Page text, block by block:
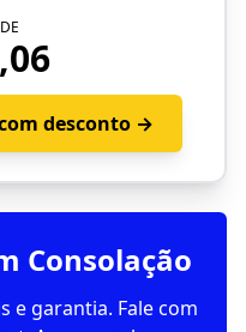
desconto →
Consolação
e garantia. Fale com